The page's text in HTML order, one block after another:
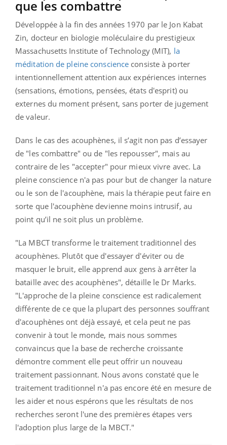
que les combattre
Développée à la fin des années 1970 par le Jon Kabat
Zin, docteur en biologie moléculaire du prestigieux
Massachusetts Institute of Technology (MIT), la
méditation de pleine conscience consiste à porter
intentionnellement attention aux expériences internes
(sensations, émotions, pensées, états d'esprit) ou
externes du moment présent, sans porter de jugement
de valeur.
Dans le cas des acouphènes, il s’agit non pas d’essayer
de "les combattre" ou de "les repousser", mais au
contraire de les "accepter" pour mieux vivre avec. La
pleine conscience n'a pas pour but de changer la nature
ou le son de l'acouphène, mais la thérapie peut faire en
sorte que l'acouphène devienne moins intrusif, au
point qu’il ne soit plus un problème.
"La MBCT transforme le traitement traditionnel des
acouphènes. Plutôt que d'essayer d'éviter ou de
masquer le bruit, elle apprend aux gens à arrêter la
bataille avec des acouphènes", détaille le Dr Marks.
"L'approche de la pleine conscience est radicalement
différente de ce que la plupart des personnes souffrant
d'acouphènes ont déjà essayé, et cela peut ne pas
convenir à tout le monde, mais nous sommes
convaincus que la base de recherche croissante
démontre comment elle peut offrir un nouveau
traitement passionnant. Nous avons constaté que le
traitement traditionnel n'a pas encore été en mesure de
les aider et nous espérons que les résultats de nos
recherches seront l'une des premières étapes vers
l'adoption plus large de la MBCT."